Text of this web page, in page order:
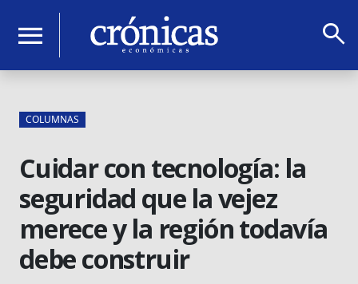
menu search
COLUMNAS
Cuidar con tecnología: la
seguridad que la vejez
merece y la región todavía
debe construir